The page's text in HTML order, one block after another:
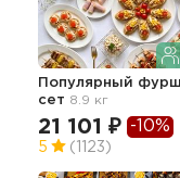
Популярный
сет 8.9 кг
21 101 ₽ -10%
5 (1123)